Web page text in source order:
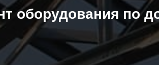
оборудования по